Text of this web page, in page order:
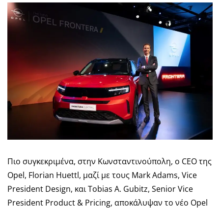
Πιο συγκεκριμένα, στην Κωνσταντινούπολη, ο CEO της
Opel, Florian Huettl, μαζί με τους Mark Adams, Vice
President Design, και Tobias A. Gubitz, Senior Vice
President Product & Pricing, αποκάλυψαν το νέο Opel